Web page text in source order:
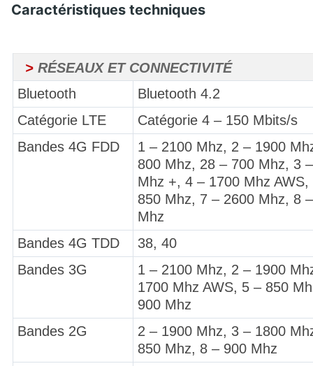
Caractéristiques techniques
> RÉSEAUX ET CONNECTIVITÉ
Bluetooth
Bluetooth 4.2
Catégorie LTE
Catégorie 4 – 150 Mbits/s
Bandes 4G FDD
1 – 2100 Mhz, 2 – 1900
800 Mhz, 28 – 700 Mhz, 3
Mhz +, 4 – 1700 Mhz AWS,
850 Mhz, 7 – 2600 Mhz, 8
Mhz
Bandes 4G TDD
38, 40
Bandes 3G
1 – 2100 Mhz, 2 – 1900
1700 Mhz AWS, 5 – 850
900 Mhz
Bandes 2G
2 – 1900 Mhz, 3 – 1800
850 Mhz, 8 – 900 Mhz